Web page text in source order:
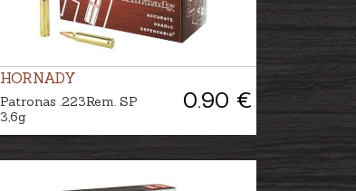
HORNADY
0.90 €
Patronas .223Rem. SP
3,6g